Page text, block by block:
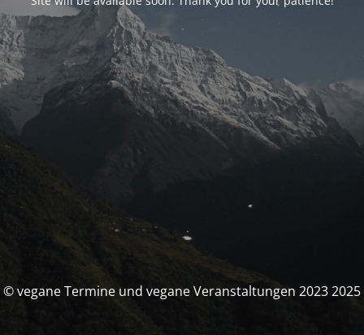
© vegane Termine und vegane Veranstaltungen 2023 2025